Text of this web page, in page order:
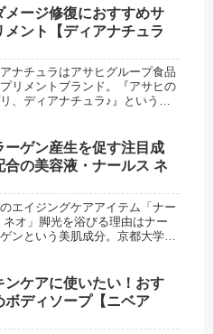
メージ修復におすすめサ
メント【ディアナチュラ
ナチュラはアサヒグループ食品
リメントブランド。『アサヒの
、ディアナチュラ♪』というCM
をカバーできるオールインワン
プの充実ぶり。ビタミン・ミネ
ーゲン産生を促す注目成
合の美容液・ナールス ネ
エイジングケアアイテム「ナー
ネオ」脚光を浴びる理由はナー
ンという美肌成分。京都大学化
を配合した美容液「ナールス
」はどのような効果が期待できる
ンケアに使いたい！おす
ボディソープ【ニベア